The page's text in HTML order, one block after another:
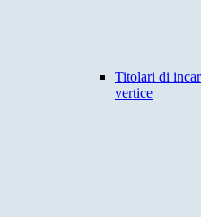
Titolari di
vertice